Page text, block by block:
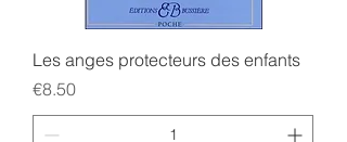
Les anges protecteurs des enfants
Price
€8.50